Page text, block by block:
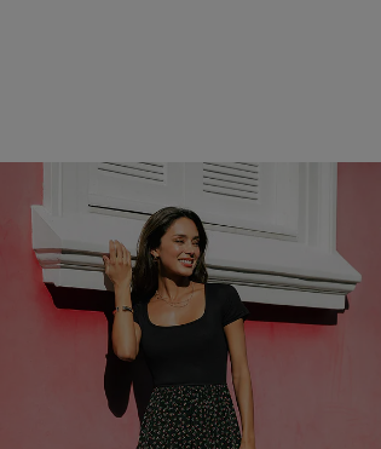
gültig.
Cupshe per E-
. Sie können